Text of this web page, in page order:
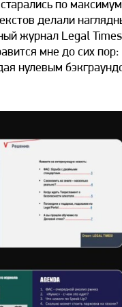
по
делали
журнал Legal
мне до сих пор:
нулевым